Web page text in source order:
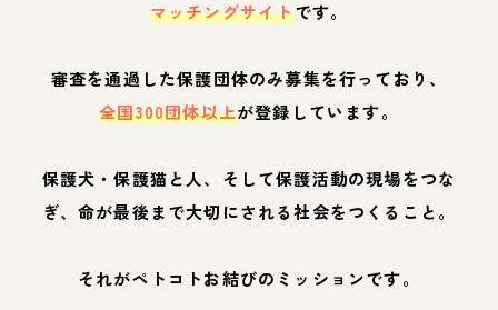
マッチングサイトです。
審査を通過した保護団体のみ募集を行っており、
全国300団体以上が登録しています。
保護犬・保護猫と人、そして保護活動の現場をつな
ぎ、命が最後まで大切にされる社会をつくること。
それがペトコトお結びのミッションです。